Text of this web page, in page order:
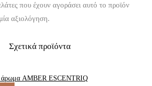
που έχουν αγοράσει αυτό το προϊόν
αξιολόγηση.
Σχετικά προϊόντα